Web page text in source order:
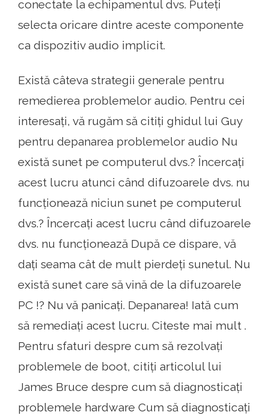
conectate la echipamentul dvs. Puteți
selecta oricare dintre aceste componente
ca dispozitiv audio implicit.
Există câteva strategii generale pentru
remedierea problemelor audio. Pentru cei
interesați, vă rugăm să citiți ghidul lui Guy
pentru depanarea problemelor audio Nu
există sunet pe computerul dvs.? Încercați
acest lucru atunci când difuzoarele dvs. nu
funcționează niciun sunet pe computerul
dvs.? Încercați acest lucru când difuzoarele
dvs. nu funcționează După ce dispare, vă
dați seama cât de mult pierdeți sunetul. Nu
există sunet care să vină de la difuzoarele
PC !? Nu vă panicați. Depanarea! Iată cum
să remediați acest lucru. Citeste mai mult .
Pentru sfaturi despre cum să rezolvați
problemele de boot, citiți articolul lui
James Bruce despre cum să diagnosticați
problemele hardware Cum să diagnosticați